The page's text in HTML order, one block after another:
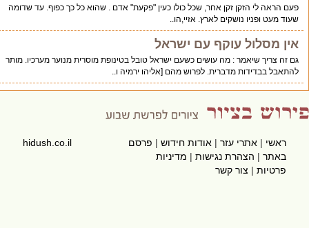
הראה לי הזקן זקן אחר, שכל כולו כעין "פקעת" אדם . שהוא כל כך כפוף. עד שדומה
מעט ופניו נושקים לארץ. אזיי,הו..
מסלול עוקף עם ישראל
זה צריך שיאמר : מה עושים כשעם ישראל טובל בטינופת מוסרית מנוער מערכיו. מותר
בבדידות מדברית. לפרוש מהם [אליהו ירמיה ו..
ראשי|אתרי עזר |אודות חידוש|פרסם
באתר|הצהרת נגישות|מדיניות
פרטיות|צור קשר
hidush.co.il